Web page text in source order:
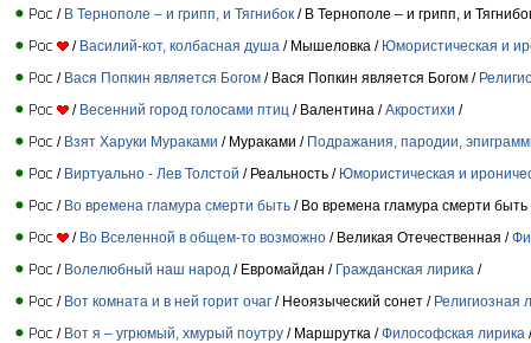
/ В Тернополе – и грипп, и Тягнибок / В Тернополе – и грипп, и
/ Василий-кот, колбасная душа / Мышеловка / Юмористическая и
/ Вася Попкин является Богом / Вася Попкин является Богом /
/ Весенний город голосами птиц / Валентина /Акростихи /
/ Взят Харуки Мураками / Мураками / Подражания, пародии,
/ Виртуально - Лев Толстой / Реальность / Юмористическая и
/ Во времена гламура смерти быть / Во времена гламура смерти
/ Во Вселенной в общем-то возможно / Великая Отечественная /
/ Волелюбный наш народ / Евромайдан / Гражданская лирика /
/ Вот комната и в ней горит очаг / Неоязыческий сонет / Религиозная
/ Вот я – угрюмый, хмурый поутру / Маршрутка /Философская лирика /